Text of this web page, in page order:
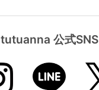
tutuanna 公式SNS